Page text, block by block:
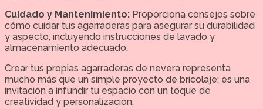
Cuidado y Mantenimiento: Proporciona consejos sobre
cómo cuidar tus agarraderas para asegurar su durabilidad
y aspecto, incluyendo instrucciones de lavado y
almacenamiento adecuado.
Crear tus propias agarraderas de nevera representa
mucho más que un simple proyecto de bricolaje; es una
invitación a infundir tu espacio con un toque de
creatividad y personalización.